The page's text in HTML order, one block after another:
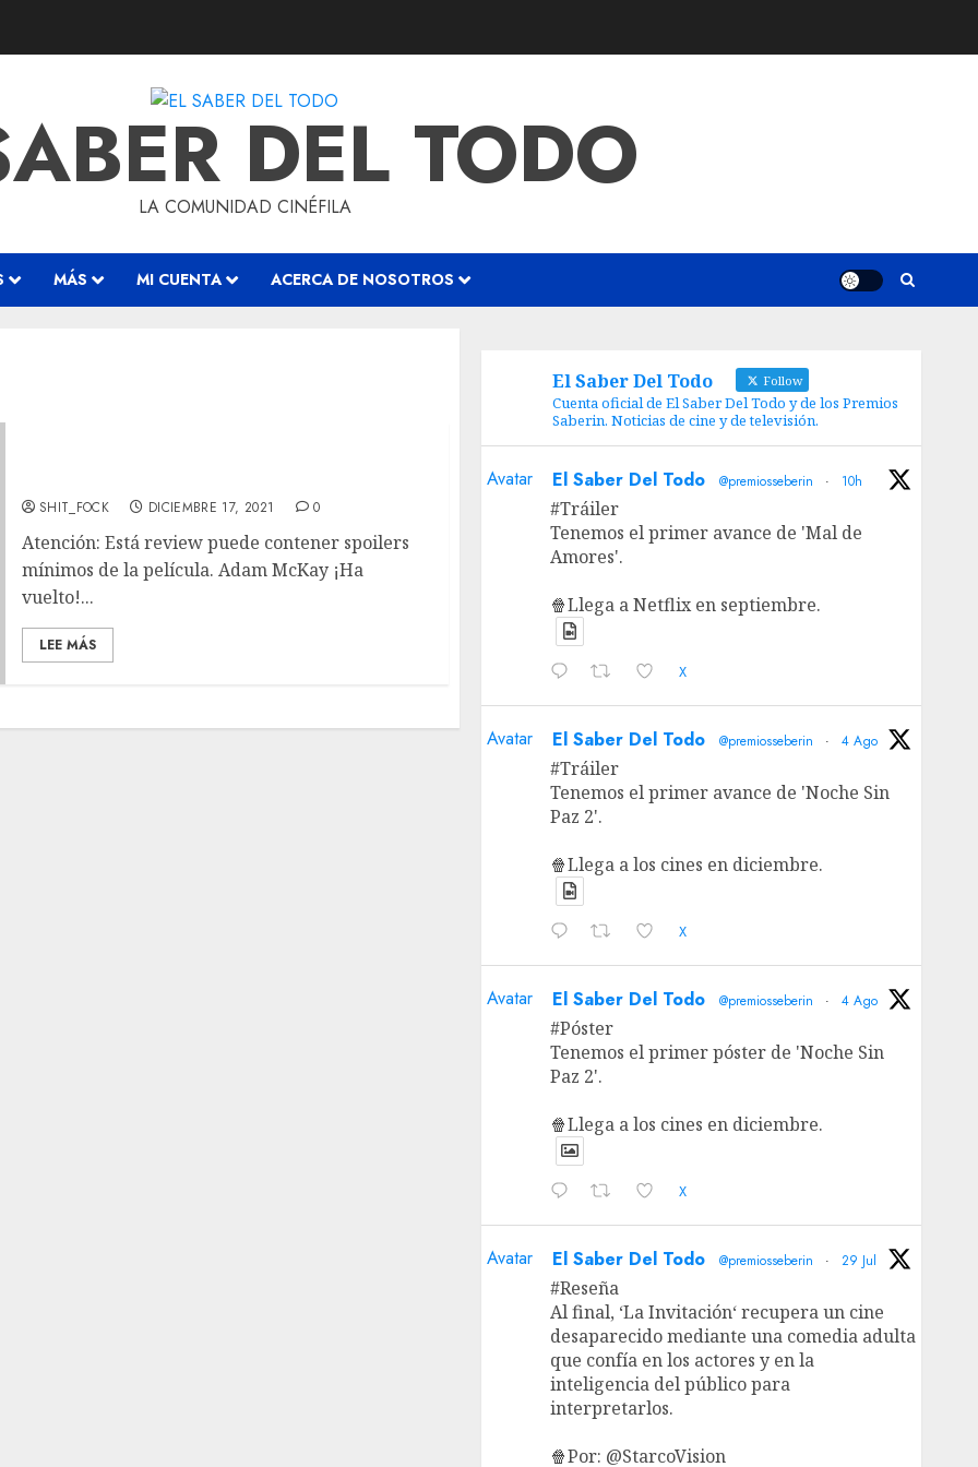
DEL TODO
LA COMUNIDAD CINÉFILA
MÁS MI CUENTA ACERCA DE NOSOTROS
SHIT_FOCK DICIEMBRE 17, 2021 0
Atención: Está review puede contener spoilers
mínimos de la película. Adam McKay ¡Ha
vuelto!...
LEE MÁS
El Saber Del Todo Follow
Cuenta oficial de El Saber Del Todo y de los Premios
Saberin. Noticias de cine y de televisión.
Avatar El Saber Del Todo @premiosseberin · 10h
#Tráiler
Tenemos el primer avance de 'Mal de
Amores'.
🍿Llega a Netflix en septiembre.
X
Avatar El Saber Del Todo @premiosseberin · 4 Ago
#Tráiler
Tenemos el primer avance de 'Noche Sin
Paz 2'.
🍿Llega a los cines en diciembre.
X
Avatar El Saber Del Todo @premiosseberin · 4 Ago
#Póster
Tenemos el primer póster de 'Noche Sin
Paz 2'.
🍿Llega a los cines en diciembre.
X
Avatar El Saber Del Todo @premiosseberin · 29 Jul
#Reseña
Al final, ‘La Invitación‘ recupera un cine
desaparecido mediante una comedia adulta
que confía en los actores y en la
inteligencia del público para
interpretarlos.
🍿Por: @StarcoVision